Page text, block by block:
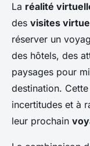
La réalité
des visites
réserver un
des hôtels, des
paysages pour
destination.
incertitudes et à
leur prochain